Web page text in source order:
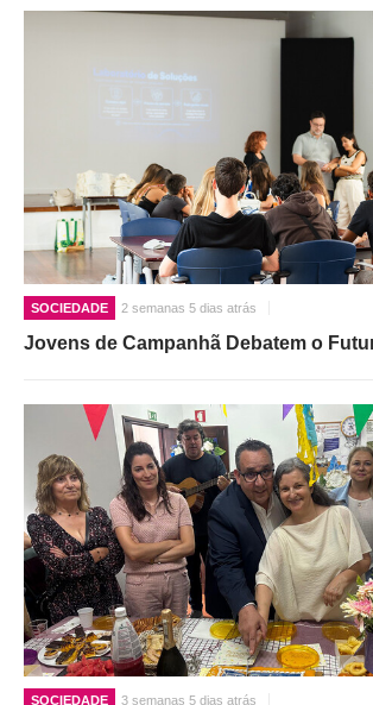
SOCIEDADE 2 semanas 5 dias atrás
Jovens de Campanhã Debatem o
SOCIEDADE 3 semanas 5 dias atrás